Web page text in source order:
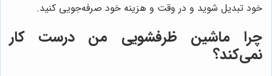
خود تبدیل شوید و در وقت و هزینه خود صرفه‌جویی کنید.
چرا ماشین ظرفشویی من درست کار
نمی‌کند؟